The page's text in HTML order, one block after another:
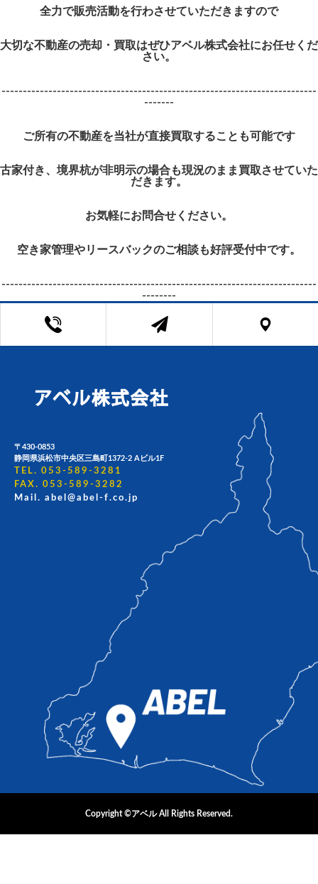
全力で販売活動を行わさせていただきますので
大切な不動産の売却・買取はぜひアベル株式会社にお任せくだ
さい。
--------------------------------------------------------------------------
-------
ご所有の不動産を当社が直接買取することも可能です
古家付き、境界杭が非明示の場合も現況のまま買取させていた
だきます。
お気軽にお問合せください。
空き家管理やリースバックのご相談も好評受付中です。
--------------------------------------------------------------------------
--------
〒430-0853
静岡県浜松市中央区三島町1372-2 Aビル1F
TEL. 053-589-3281
FAX. 053-589-3282
Mail. abel@abel-f.co.jp
Copyright ©アベル All Rights Reserved.